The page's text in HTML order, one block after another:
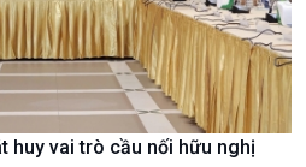
Thời sự 21h30
Bản tin
Chuyên mục
Theo dòng Thời sự
huy vai trò cầu nối hữu nghị